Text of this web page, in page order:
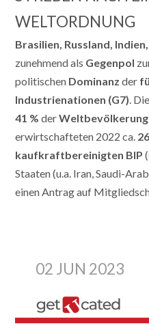
WELTORDNUNG
Brasilien, Russland,
zunehmend als Gegenpol
politischen Dominanz der
Industrienationen (G7).
41 % derWeltbevölkerung
erwirtschafteten 2022 ca.
kaufkraftbereinigten BIP
Staaten (u.a. Iran, Saudi-
einen Antrag auf
02 JUN 2023